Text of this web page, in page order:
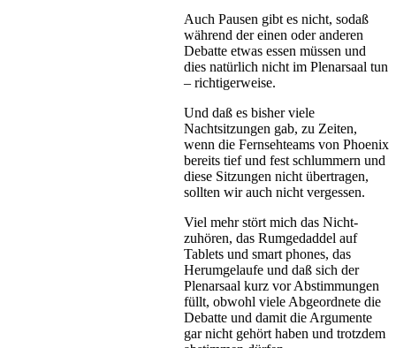
Auch Pausen gibt es nicht, sodaß
während der einen oder anderen
Debatte etwas essen müssen und
dies natürlich nicht im Plenarsaal tun
– richtigerweise.
Und daß es bisher viele
Nachtsitzungen gab, zu Zeiten,
wenn die Fernsehteams von Phoenix
bereits tief und fest schlummern und
diese Sitzungen nicht übertragen,
sollten wir auch nicht vergessen.
Viel mehr stört mich das Nicht-
zuhören, das Rumgedaddel auf
Tablets und smart phones, das
Herumgelaufe und daß sich der
Plenarsaal kurz vor Abstimmungen
füllt, obwohl viele Abgeordnete die
Debatte und damit die Argumente
gar nicht gehört haben und trotzdem